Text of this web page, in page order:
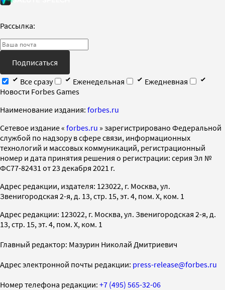
Рассылка:
Подписаться
Все сразу
Еженедельная
Ежедневная
Новости Forbes Games
Наименование издания: forbes.ru
Cетевое издание « forbes.ru » зарегистрировано Федеральной
службой по надзору в сфере связи, информационных
технологий и массовых коммуникаций, регистрационный
номер и дата принятия решения о регистрации: серия Эл №
ФС77-82431 от 23 декабря 2021 г.
Адрес редакции, издателя: 123022, г. Москва, ул.
Звенигородская 2-я, д. 13, стр. 15, эт. 4, пом. X, ком. 1
Адрес редакции: 123022, г. Москва, ул. Звенигородская 2-я, д.
13, стр. 15, эт. 4, пом. X, ком. 1
Главный редактор: Мазурин Николай Дмитриевич
Адрес электронной почты редакции: press-release@forbes.ru
Номер телефона редакции: +7 (495) 565-32-06